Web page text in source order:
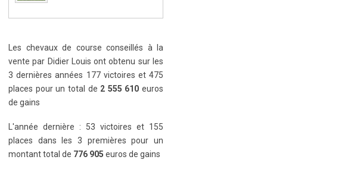
Les chevaux de course conseillés à la
vente par Didier Louis ont obtenu sur les
3 dernières années 177 victoires et 475
places pour un total de 2 555 610 euros
de gains
L'année dernière : 53 victoires et 155
places dans les 3 premières pour un
montant total de 776 905 euros de gains